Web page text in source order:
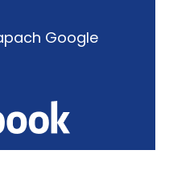
Google